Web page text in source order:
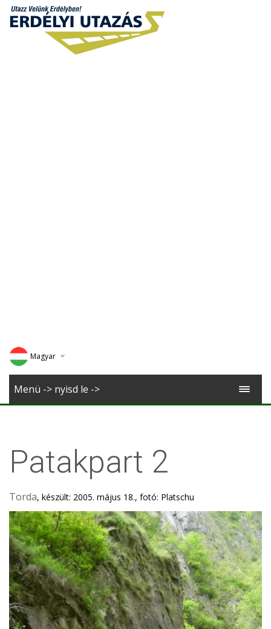
Magyar
Deutsch
Menü -> nyisd le ->
Patakpart 2
Torda, készült: 2005. május 18., fotó: Platschu